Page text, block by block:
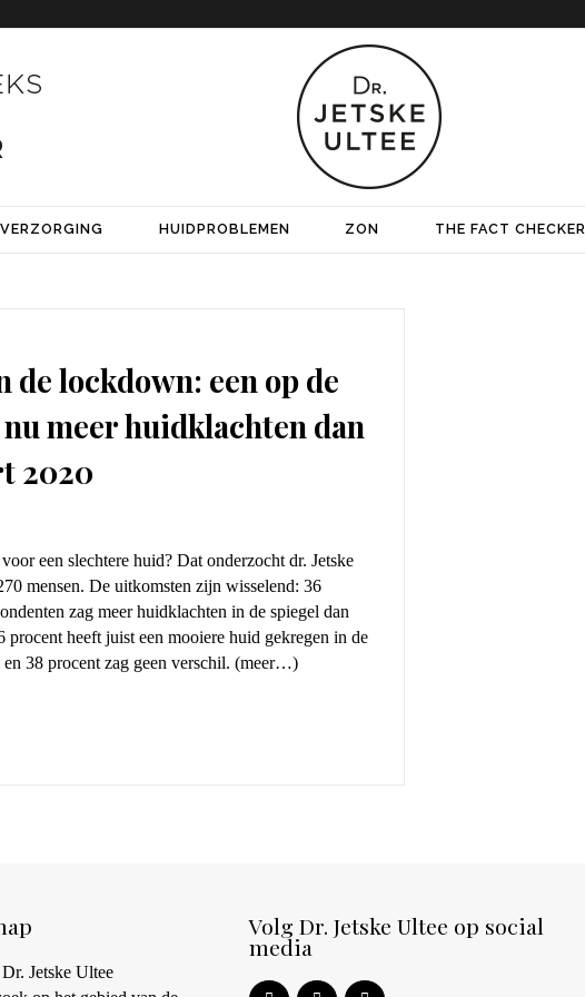
HUIDPROBLEMEN ZON THE FACT CHECKER
de lockdown: een op de
meer huidklachten dan
2020
mensen. De uitkomsten zijn wisselend: 36
zag meer huidklachten in de spiegel dan
procent heeft juist een mooiere huid gekregen in de
en 38 procent zag geen verschil. (meer…)
Jetske Ultee
Volg Dr. Jetske Ultee op social
media